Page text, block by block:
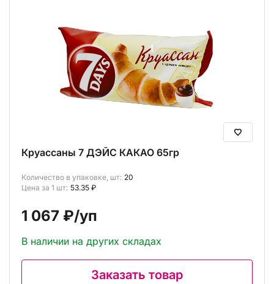
Круассаны 7 ДЭЙС КАКАО 65гр
Количество в упаковке, шт: 20
Цена за 1 шт: 53.35 ₽
1 067 ₽/уп
В наличии на других складах
Заказать товар